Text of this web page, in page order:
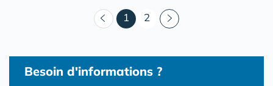
1 (courant)
2
Besoin d'informations ?